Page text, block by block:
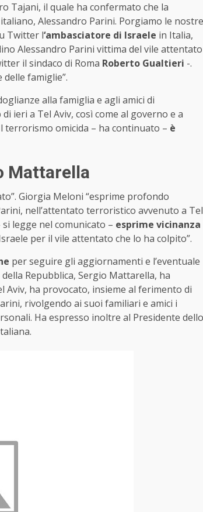
Tajani, il quale ha confermato che la
Alessandro Parini. Porgiamo le nostre
Twitter l‘ambasciatore di Israele in Italia,
Alessandro Parini vittima del vile attentato
il sindaco di Roma Roberto Gualtieri -.
famiglie”.
alla famiglia e agli amici di
ieri a Tel Aviv, così come al governo e a
terrorismo omicida – ha continuato – è
Mattarella
Giorgia Meloni “esprime profondo
nell’attentato terroristico avvenuto a Tel
legge nel comunicato – esprime vicinanza
per il vile attentato che lo ha colpito”.
per seguire gli aggiornamenti e l’eventuale
Repubblica, Sergio Mattarella, ha
Aviv, ha provocato, insieme al ferimento di
rivolgendo ai suoi familiari e amici i
Ha espresso inoltre al Presidente dello